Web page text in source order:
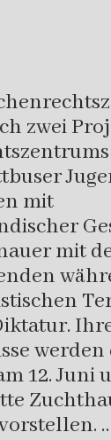
zwei
mit
mit
werden
12. Juni